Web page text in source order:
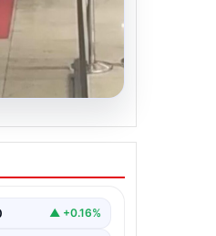
• 0.01%
▲ +0.55%
▼ -0.18%
Ediyor: Yeni